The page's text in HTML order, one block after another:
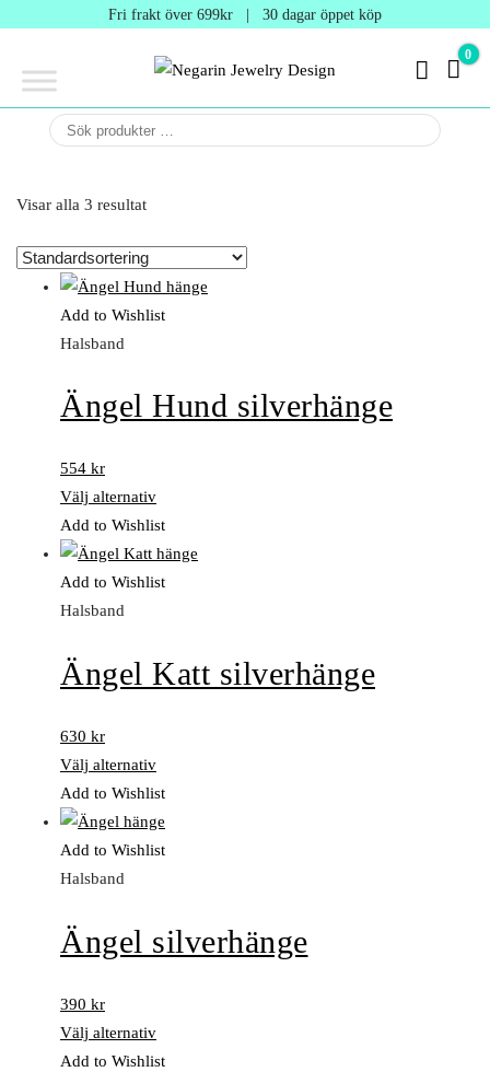
Design
Fri frakt över 699kr | 30 dagar öppet köp
NEGARIN
0 kr
0
Visar alla 3 resultat
Add to Wishlist
Halsband
Ängel Hund silverhänge
554 kr
Välj alternativ
Add to Wishlist
Add to Wishlist
Halsband
Ängel Katt silverhänge
630 kr
Välj alternativ
Add to Wishlist
Add to Wishlist
Halsband
Ängel silverhänge
390 kr
Välj alternativ
Add to Wishlist